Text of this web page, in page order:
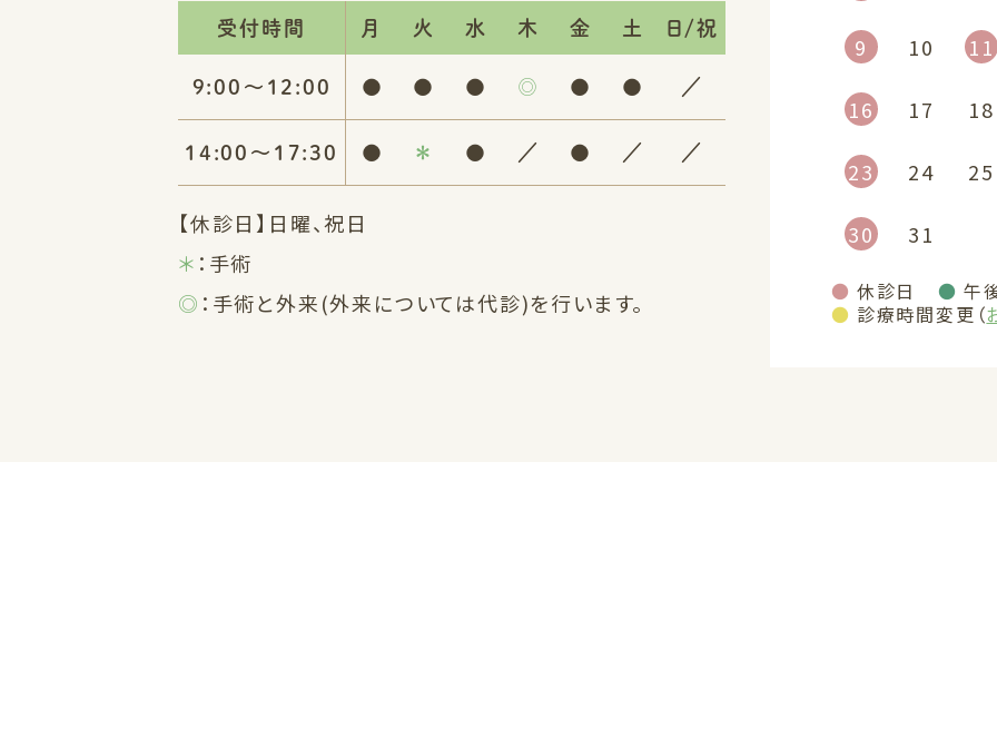
受付時間 月 火 水 木 金 土 日/祝
9:00〜12:00 ● ● ● ◎ ● ● ／
14:00〜17:30 ● ＊ ● ／ ● ／ ／
【休診日】日曜、祝日
＊ ：手術
◎ ：手術と外来(外来については代診)を行います。
9 10 11
16 17 18
23 24 25
30 31
● 休診日 ● 午
● 診療時間変更（